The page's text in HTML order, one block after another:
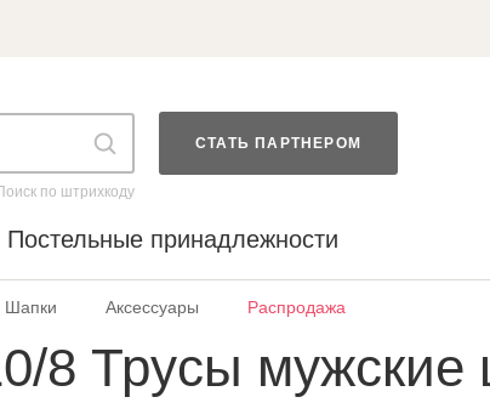
по штрихкоду
СТАТЬ ПАРТНЕРОМ
Постельные принадлежности
Шапки Аксессуары Распродажа
8 Трусы мужские